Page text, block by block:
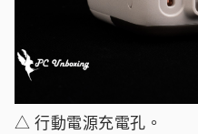
△ 行動電源充電孔。